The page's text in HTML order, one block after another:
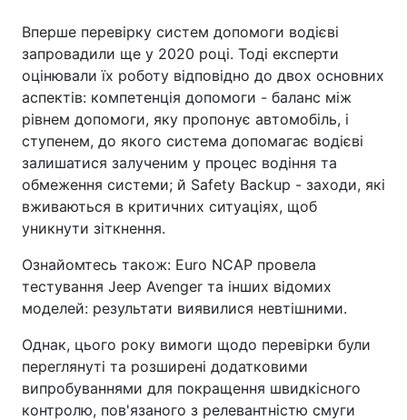
Вперше перевірку систем допомоги водієві
запровадили ще у 2020 році. Тоді експерти
оцінювали їх роботу відповідно до двох основних
аспектів: компетенція допомоги - баланс між
рівнем допомоги, яку пропонує автомобіль, і
ступенем, до якого система допомагає водієві
залишатися залученим у процес водіння та
обмеження системи; й Safety Backup - заходи, які
вживаються в критичних ситуаціях, щоб
уникнути зіткнення.
Ознайомтесь також: Euro NCAP провела
тестування Jeep Avenger та інших відомих
моделей: результати виявилися невтішними.
Однак, цього року вимоги щодо перевірки були
переглянуті та розширені додатковими
випробуваннями для покращення швидкісного
контролю, пов'язаного з релевантністю смуги